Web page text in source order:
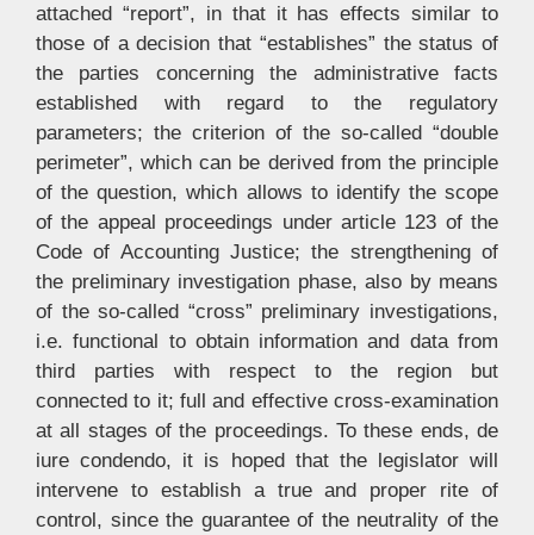
attached “report”, in that it has effects similar to
those of a decision that “establishes” the status of
the parties concerning the administrative facts
established with regard to the regulatory
parameters; the criterion of the so-called “double
perimeter”, which can be derived from the principle
of the question, which allows to identify the scope
of the appeal proceedings under article 123 of the
Code of Accounting Justice; the strengthening of
the preliminary investigation phase, also by means
of the so-called “cross” preliminary investigations,
i.e. functional to obtain information and data from
third parties with respect to the region but
connected to it; full and effective cross-examination
at all stages of the proceedings. To these ends, de
iure condendo, it is hoped that the legislator will
intervene to establish a true and proper rite of
control, since the guarantee of the neutrality of the